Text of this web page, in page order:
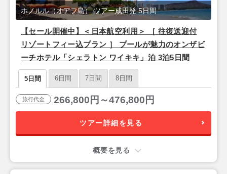
【セール開催中】＜日本航空利用＞ ［ 往復送迎付
リゾートフィー込プラン ］ プールが魅力のオンザビ
ーチホテル「シェラトン ワイキキ」泊 3泊5日間
ホノルル（オアフ島） ツアー成田発 5日間
5日間 6日間 7日間 8日間
旅行代金 266,800円～476,800円
ツアー詳細を見る
概要を見る